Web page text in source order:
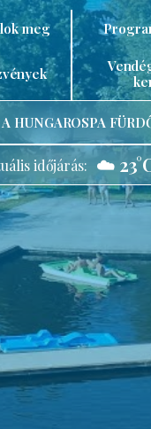
meg
HUNGAROSPA
időjárás: ☁️